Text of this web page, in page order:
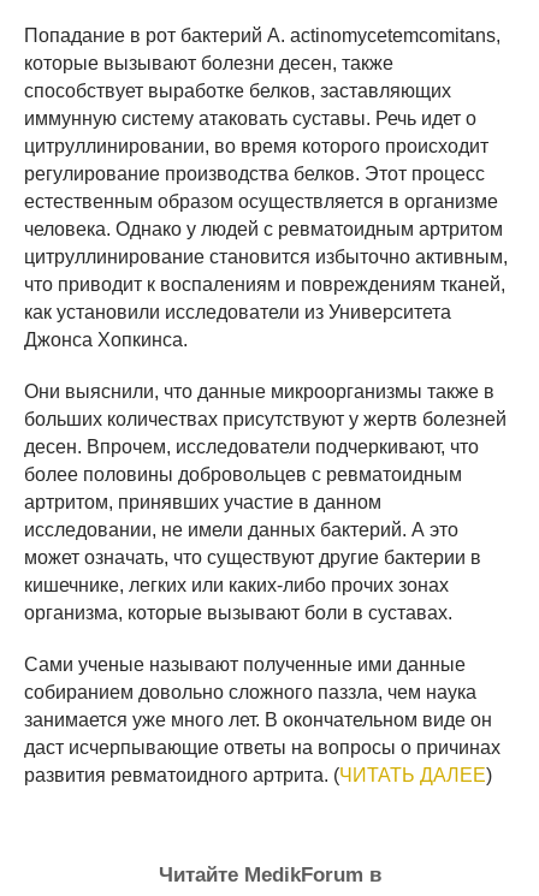
Попадание в рот бактерий A. actinomycetemcomitans,
которые вызывают болезни десен, также
способствует выработке белков, заставляющих
иммунную систему атаковать суставы. Речь идет о
цитруллинировании, во время которого происходит
регулирование производства белков. Этот процесс
естественным образом осуществляется в организме
человека. Однако у людей с ревматоидным артритом
цитруллинирование становится избыточно активным,
что приводит к воспалениям и повреждениям тканей,
как установили исследователи из Университета
Джонса Хопкинса.
Они выяснили, что данные микроорганизмы также в
больших количествах присутствуют у жертв болезней
десен. Впрочем, исследователи подчеркивают, что
более половины добровольцев с ревматоидным
артритом, принявших участие в данном
исследовании, не имели данных бактерий. А это
может означать, что существуют другие бактерии в
кишечнике, легких или каких-либо прочих зонах
организма, которые вызывают боли в суставах.
Сами ученые называют полученные ими данные
собиранием довольно сложного паззла, чем наука
занимается уже много лет. В окончательном виде он
даст исчерпывающие ответы на вопросы о причинах
развития ревматоидного артрита. (ЧИТАТЬ ДАЛЕЕ)
Читайте MedikForum в